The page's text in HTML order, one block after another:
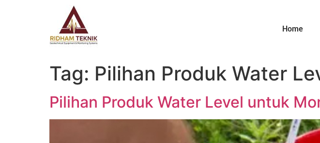
Home
Tag: Pilihan Produk Water
Pilihan Produk Water Level untuk